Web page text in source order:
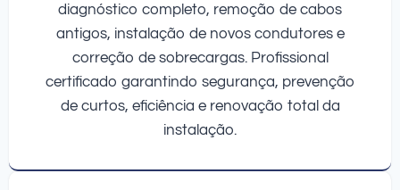
diagnóstico completo, remoção de cabos
antigos, instalação de novos condutores e
correção de sobrecargas. Profissional
certificado garantindo segurança, prevenção
de curtos, eficiência e renovação total da
instalação.